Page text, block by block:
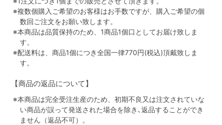
※複数個購入ご希望のお客様はお手数ですが、購入ご希望の個
数回ご注文をお願い致します。
※本商品は品質保持のため、1商品1個口としてお届け致しま
す。
※配送料は、商品1個につき全国一律770円(税込)頂戴致しま
す。
【商品の返品について】
※本商品は完全受注生産のため、初期不良又は注文されていな
い商品が誤って発送された場合を除き､返品することができ
ません（返品不可）。